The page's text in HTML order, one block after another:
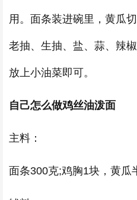
用。面条装进碗里，黄瓜
老抽、生抽、盐、蒜、辣
放上小油菜即可。
自己怎么做鸡丝油泼面
主料：
面条300克;鸡胸1块，黄瓜